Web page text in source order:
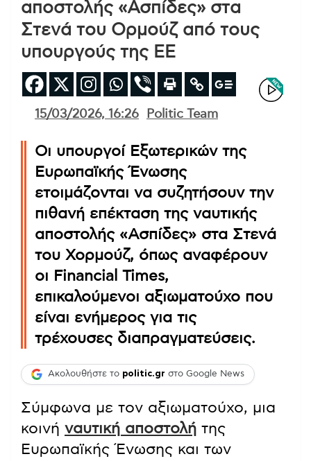
αποστολής «Ασπίδες» στα
Στενά του Ορμούζ από τους
υπουργούς της ΕΕ
15/03/2026, 16:26 Politic Team
Οι υπουργοί Εξωτερικών της
Ευρωπαϊκής Ένωσης
ετοιμάζονται να συζητήσουν την
πιθανή επέκταση της ναυτικής
αποστολής «Ασπίδες» στα Στενά
του Χορμούζ, όπως αναφέρουν
οι Financial Times,
επικαλούμενοι αξιωματούχο που
είναι ενήμερος για τις
τρέχουσες διαπραγματεύσεις.
Ακολουθήστε το politic.gr στο Google News
Σύμφωνα με τον αξιωματούχο, μια
κοινή ναυτική αποστολή της
Ευρωπαϊκής Ένωσης και των